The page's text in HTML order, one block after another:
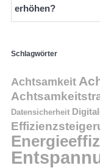
erhöhen?
Schlagwörter
Achtsamkeit
Datensicherheit